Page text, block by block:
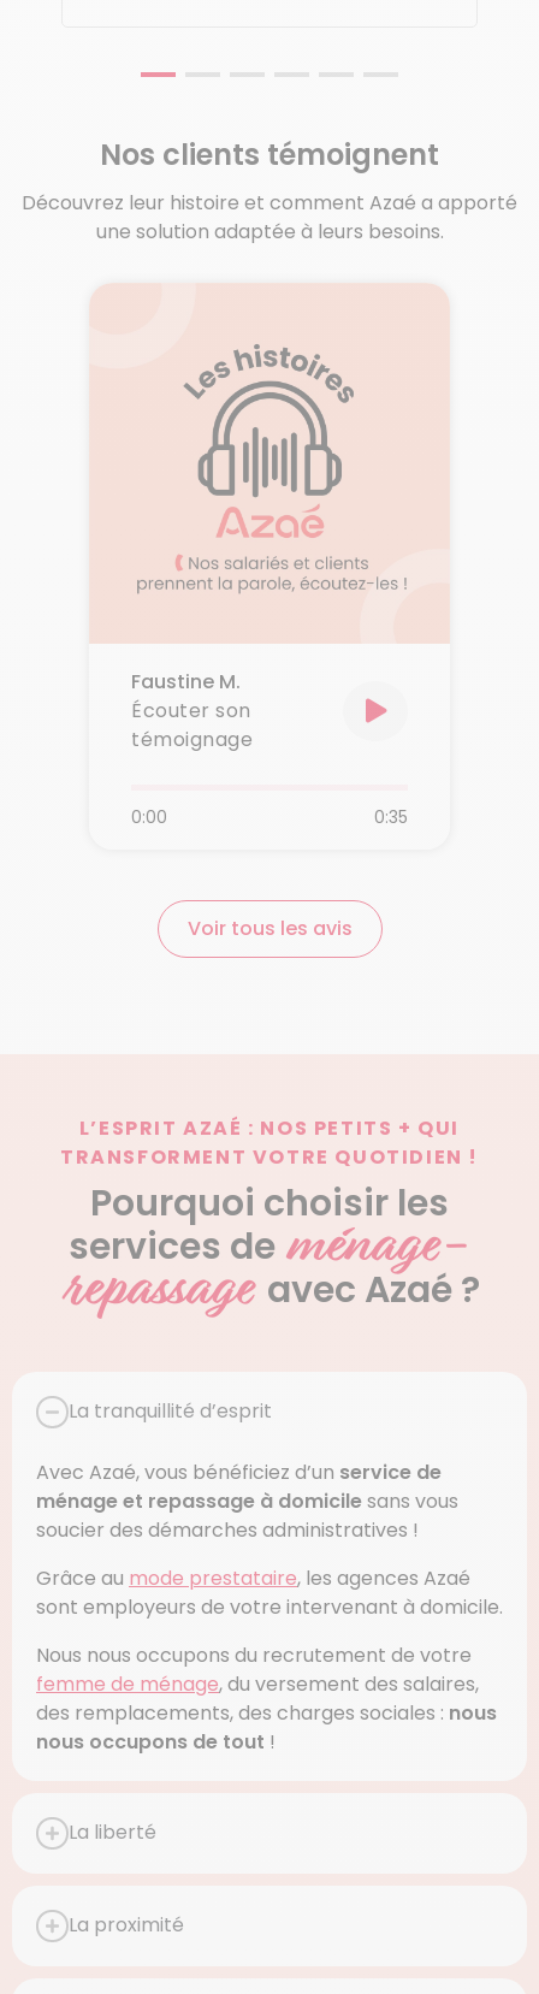
Nos clients témoignent
Découvrez leur histoire et comment Azaé a apporté
une solution adaptée à leurs besoins.
Faustine M.
Écouter son
témoignage
0:00 0:35
Voir tous les avis
L’ESPRIT AZAÉ : NOS PETITS + QUI
TRANSFORMENT VOTRE QUOTIDIEN !
Pourquoi choisir les
services de ménage-
repassage avec Azaé ?
La tranquillité d’esprit
Avec Azaé, vous bénéficiez d’un service de
ménage et repassage à domicilesans vous
soucier des démarches administratives !
Grâce au mode prestataire, les agences Azaé
sont employeurs de votre intervenant à domicile.
Nous nous occupons du recrutement de votre
femme de ménage, du versement des salaires,
des remplacements, des charges sociales : nous
nous occupons de tout !
La liberté
La proximité